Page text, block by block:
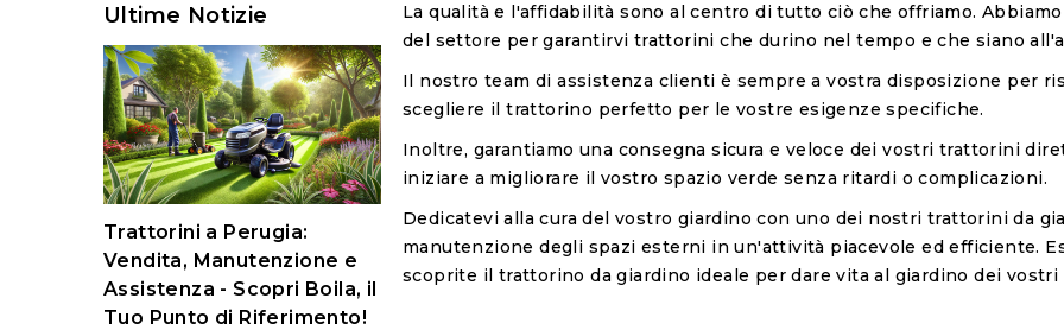
Ultime Notizie
Trattorini a Perugia:
Vendita, Manutenzione e
Assistenza - Scopri Boila, il
Tuo Punto di Riferimento!
Pulizia del robot tagliaerba
Husqvarna
03/06/2024
La qualità e l'affidabilità sono al centro di tutto ciò che offriamo.
del settore per garantirvi trattorini che durino nel tempo e che siano
Il nostro team di assistenza clienti è sempre a vostra disposizione per
scegliere il trattorino perfetto per le vostre esigenze specifiche.
Inoltre, garantiamo una consegna sicura e veloce dei vostri trattorini
iniziare a migliorare il vostro spazio verde senza ritardi o complicazioni.
Dedicatevi alla cura del vostro giardino con uno dei nostri trattorini da
manutenzione degli spazi esterni in un'attività piacevole ed efficiente.
scoprite il trattorino da giardino ideale per dare vita al giardino dei vostri